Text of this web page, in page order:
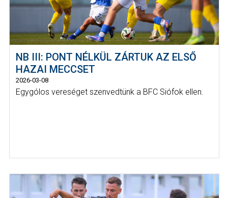
NB III: PONT NÉLKÜL ZÁRTUK AZ ELSŐ
HAZAI MECCSET
2026-03-08
Egygólos vereséget szenvedtünk a BFC Siófok ellen.